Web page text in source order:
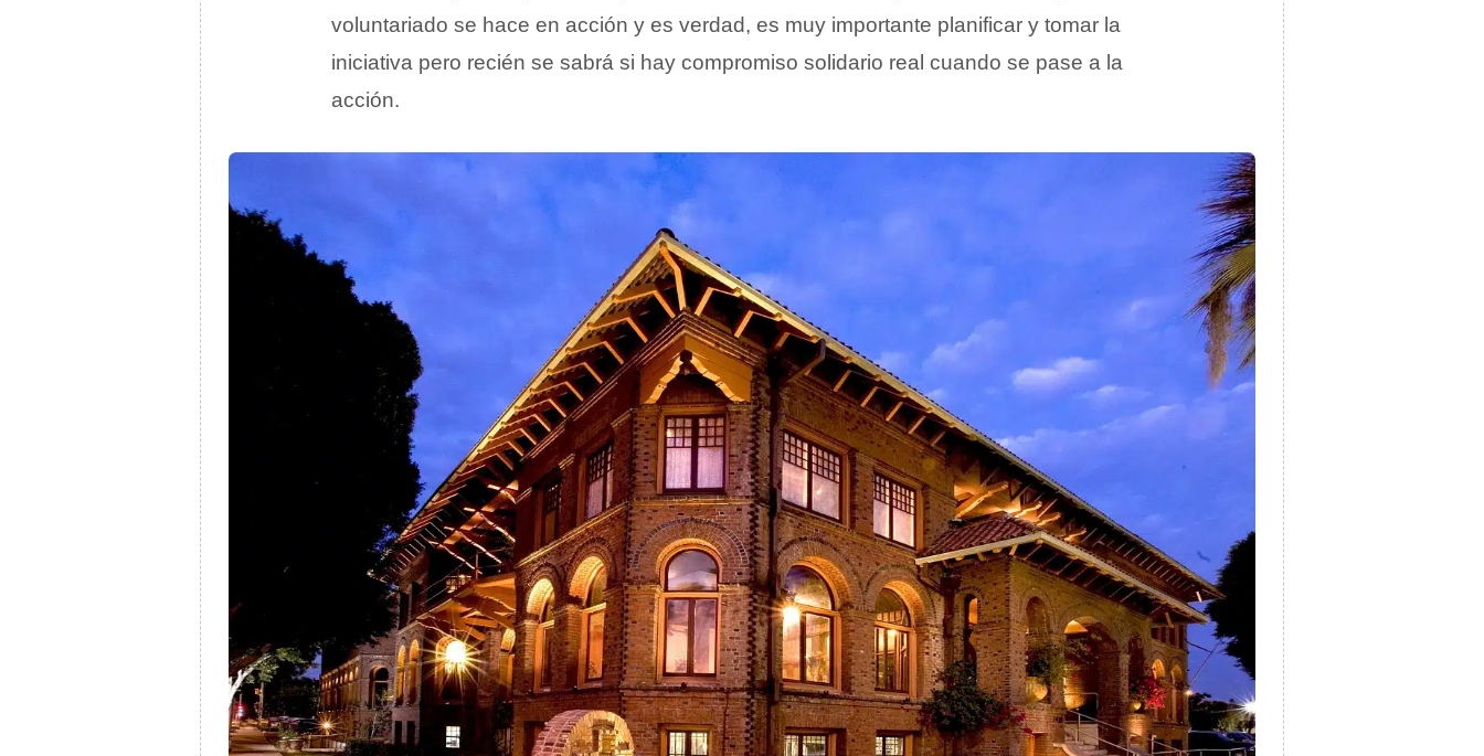
voluntariado se hace en acción y es verdad, es muy importante planificar y tomar la
iniciativa pero recién se sabrá si hay compromiso solidario real cuando se pase a la
acción.